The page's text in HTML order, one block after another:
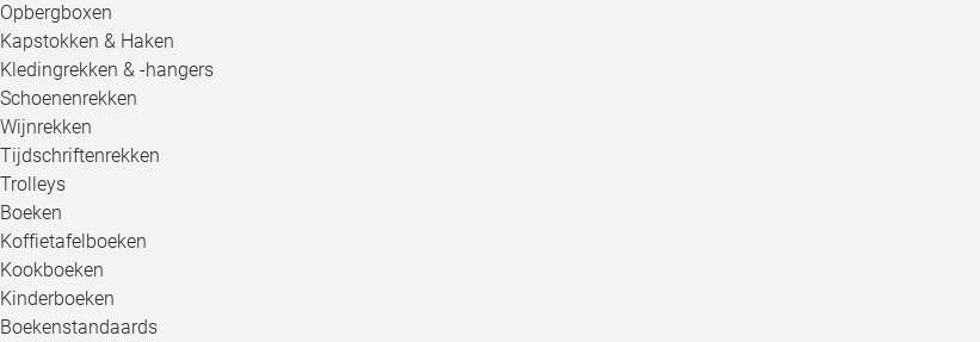
Opbergboxen
Kapstokken & Haken
Kledingrekken & -hangers
Schoenenrekken
Wijnrekken
Tijdschriftenrekken
Trolleys
Boeken
Koffietafelboeken
Kookboeken
Kinderboeken
Boekenstandaards